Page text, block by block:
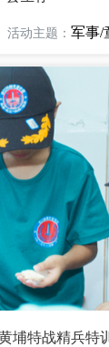
活动主题： 军事/
埔特战精兵特